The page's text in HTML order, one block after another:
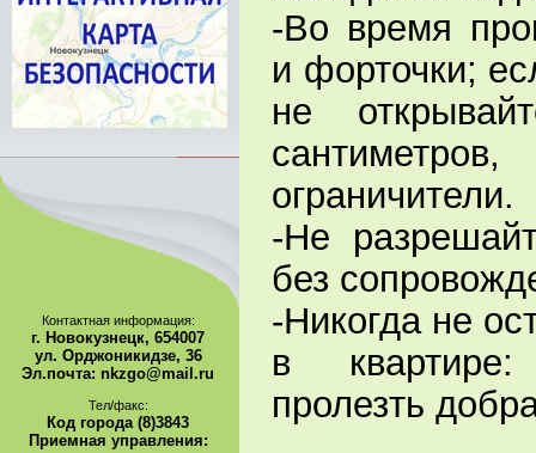
-Во время
и форточки;
не
ограничители.
-Не
без
-Никогда не
в
пролезть
Контактная информация:
г. Новокузнецк, 654007
ул. Орджоникидзе, 36
Эл.почта: nkzgo@mail.ru
Тел/факс:
Код города (8)3843
Приемная управления: